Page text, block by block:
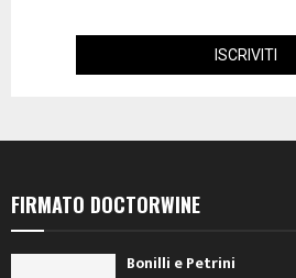
FIRMATO DOCTORWINE
Bonilli e Petrini